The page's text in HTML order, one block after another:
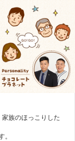
族のほっこりした
。